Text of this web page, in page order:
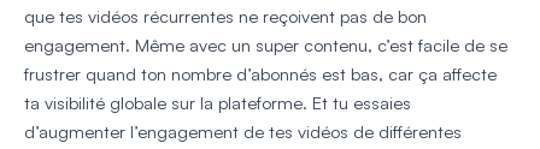
que tes vidéos récurrentes ne reçoivent pas de bon
engagement. Même avec un super contenu, c’est facile de se
frustrer quand ton nombre d’abonnés est bas, car ça affecte
ta visibilité globale sur la plateforme. Et tu essaies
d’augmenter l’engagement de tes vidéos de différentes